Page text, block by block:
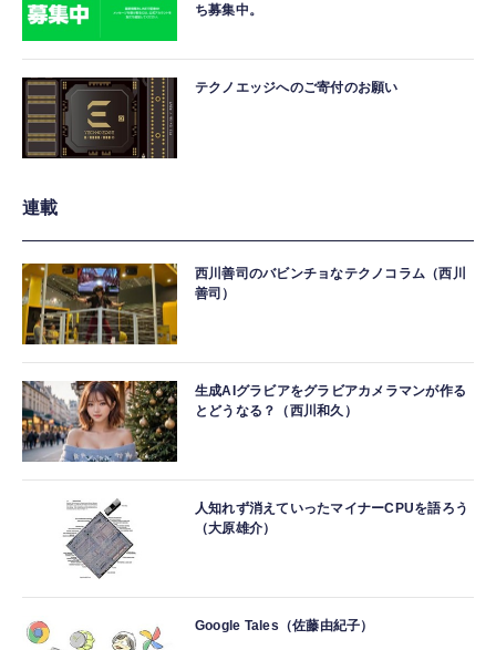
ち募集中。
テクノエッジへのご寄付のお願い
連載
西川善司のバビンチョなテクノコラム（西川
善司）
生成AIグラビアをグラビアカメラマンが作る
とどうなる？（西川和久）
人知れず消えていったマイナーCPUを語ろう
（大原雄介）
Google Tales（佐藤由紀子）